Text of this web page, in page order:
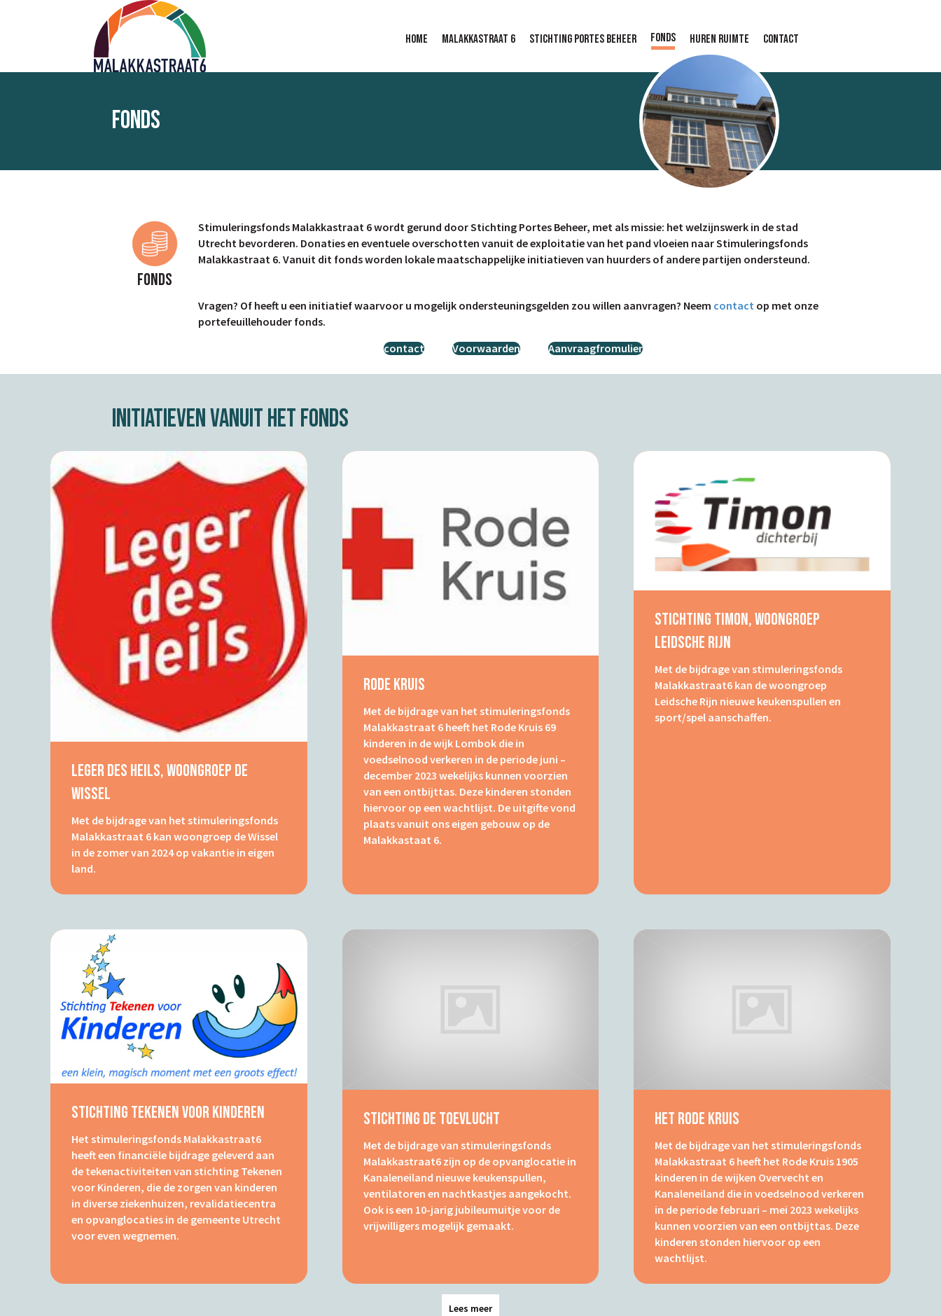
Home Malakkastraat 6 Stichting portes beheer Fonds Huren ruimte Contact
Fonds
Fonds
Stimuleringsfonds Malakkastraat 6 wordt gerund door Stichting Portes Beheer, met als missie: het welzijnswerk in de stad
Utrecht bevorderen. Donaties en eventuele overschotten vanuit de exploitatie van het pand vloeien naar Stimuleringsfonds
Malakkastraat 6. Vanuit dit fonds worden lokale maatschappelijke initiatieven van huurders of andere partijen ondersteund.
Vragen? Of heeft u een initiatief waarvoor u mogelijk ondersteuningsgelden zou willen aanvragen? Neem contact op met onze
portefeuillehouder fonds.
contact
Voorwaarden Aanvraagfromulier
Initiatieven Vanuit Het Fonds
Leger Des Heils, Woongroep De
Wissel
Met de bijdrage van het stimuleringsfonds
Malakkastraat 6 kan woongroep de Wissel
in de zomer van 2024 op vakantie in eigen
land.
Rode Kruis
Met de bijdrage van het stimuleringsfonds
Malakkastraat 6 heeft het Rode Kruis 69
kinderen in de wijk Lombok die in
voedselnood verkeren in de periode juni –
december 2023 wekelijks kunnen voorzien
van een ontbijttas. Deze kinderen stonden
hiervoor op een wachtlijst. De uitgifte vond
plaats vanuit ons eigen gebouw op de
Malakkastaat 6.
Stichting Timon, Woongroep
Leidsche Rijn
Met de bijdrage van stimuleringsfonds
Malakkastraat6 kan de woongroep
Leidsche Rijn nieuwe keukenspullen en
sport/spel aanschaffen.
Stichting Tekenen Voor Kinderen
Het stimuleringsfonds Malakkastraat6
heeft een financiële bijdrage geleverd aan
de tekenactiviteiten van stichting Tekenen
voor Kinderen, die de zorgen van kinderen
in diverse ziekenhuizen, revalidatiecentra
en opvanglocaties in de gemeente Utrecht
voor even wegnemen.
Stichting De Toevlucht
Met de bijdrage van stimuleringsfonds
Malakkastraat6 zijn op de opvanglocatie in
Kanaleneiland nieuwe keukenspullen,
ventilatoren en nachtkastjes aangekocht.
Ook is een 10-jarig jubileumuitje voor de
vrijwilligers mogelijk gemaakt.
Het Rode Kruis
Met de bijdrage van het stimuleringsfonds
Malakkastraat 6 heeft het Rode Kruis 1905
kinderen in de wijken Overvecht en
Kanaleneiland die in voedselnood verkeren
in de periode februari – mei 2023 wekelijks
kunnen voorzien van een ontbijttas. Deze
kinderen stonden hiervoor op een
wachtlijst.
Lees meer